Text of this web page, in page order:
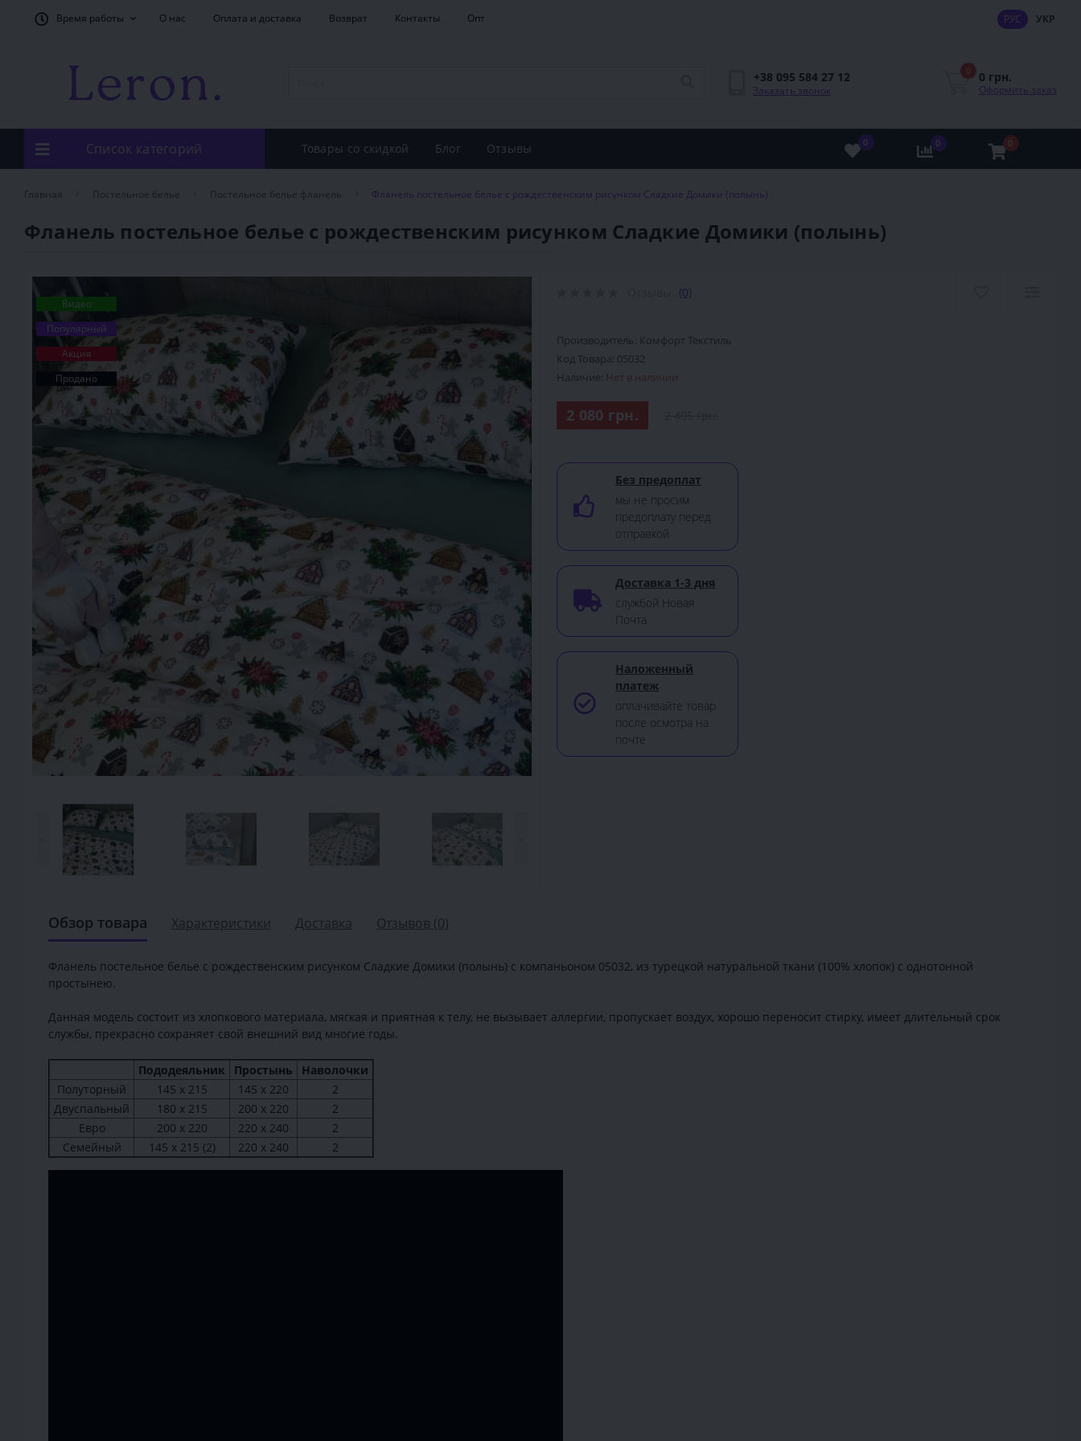
Время работы О нас Оплата и доставка Возврат Контакты Опт РУС УКР
+38 095 584 27 12
Заказать звонок
0 0 грн.
Оформить заказ
Список категорий Товары со скидкой Блог Отзывы 0 0 0
Главная Постельное белье Постельное белье фланель Фланель постельное белье с рождественским рисунком Сладкие Домики (полынь)
Фланель постельное белье с рождественским рисунком Сладкие Домики (полынь)
Видео
Популярный
Акция
Продано
(0)
Производитель: Комфорт Текстиль
Код Товара: 05032
Наличие: Нет в наличии
2 080 грн.
Без предоплат
мы не просим
предоплату перед
отправкой
Доставка 1-3 дня
службой Новая
Почта
Наложенный
платеж
оплачивайте товар
после осмотра на
почте
Обзор товара Характеристики Доставка Отзывов (0)
Фланель постельное белье с рождественским рисунком Сладкие Домики (полынь) с компаньоном 05032, из турецкой натуральной ткани (100% хлопок) с однотонной
простынею.
Данная модель состоит из хлопкового материала, мягкая и приятная к телу, не вызывает аллергии, пропускает воздух, хорошо переносит стирку, имеет длительный срок
службы, прекрасно сохраняет свой внешний вид многие годы.
Пододеяльник Простынь
Наволочки
Полуторный
145 х 215 145 х 220
2
Двуспальный
180 х 215 200 х 220
2
Евро
200 х 220 220 х 240
2
Семейный
145 х 215 (2) 220 х 240 2